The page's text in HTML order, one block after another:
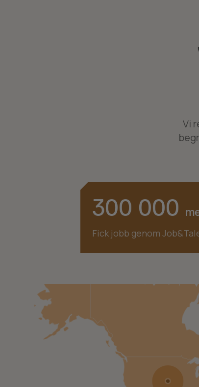
Vi
300 000
Fick jobb genom